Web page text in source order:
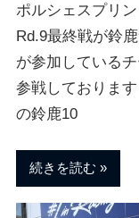
ポルシェスプリ
Rd.9最終戦が鈴
が参加している
参戦しておりま
の鈴鹿10
続きを読む